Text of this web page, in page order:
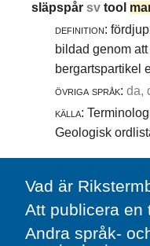
släpspårsvtool
definition:
bildad genom
bergartspartikel
övriga språk: da,
källa:
Geologisk
Vad är
Att publicera en
Andra språk-